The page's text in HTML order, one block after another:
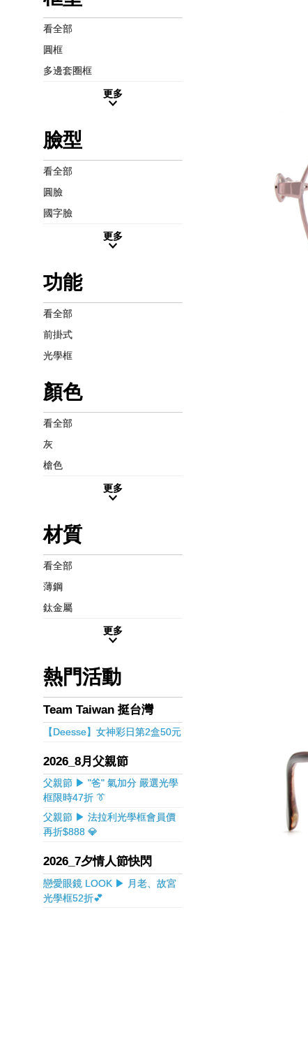
看全部
圓框
多邊套圈框
更多
臉型
看全部
圓臉
國字臉
更多
功能
看全部
前掛式
光學框
顏色
看全部
灰
槍色
更多
材質
看全部
薄鋼
鈦金屬
更多
熱門活動
Team Taiwan 挺台灣
【Deesse】女神彩日第2盒50元
2026_8月父親節
父親節 ▶ "爸" 氣加分 嚴選光學
框限時47折 👔
父親節 ▶ 法拉利光學框會員價
再折$888 💎
2026_7夕情人節快閃
戀愛眼鏡 LOOK ▶ 月老、故宮
光學框52折💕